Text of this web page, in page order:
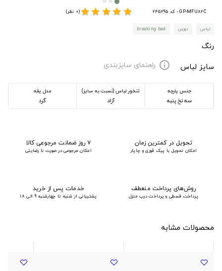
GP-MFU82C - کد 245295 star
star
star
star
star(0 نظر)
لباس دورس breaking bad
رنگ
سایز لباس
info راهنمای سایزبندی
جنس پارچه
سه نخ پنبه
تنخور لباس (نسبت به سایز)
آزاد
مدل یقه
گرد
تحویل در کمترین زمان
امکان تحویل با پیک فوری و چاپار
۷ روز ضمانت مرجوعی کالا
امکان مرجوعی در صورت نا رضایتی
روش‌های پرداخت منعطف
پرداخت قسطی و پرداخت درب منزل
خدمات پس از خرید
پشتیبانی از شنبه تا چهارشنبه 9 الی 18
محصولات مشابه